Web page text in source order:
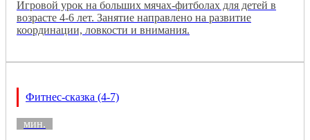
Игровой урок на больших мячах-фитболах для детей в
возрасте 4-6 лет. Занятие направлено на развитие
координации, ловкости и внимания.
Фитнес-сказка (4-7)
мин.